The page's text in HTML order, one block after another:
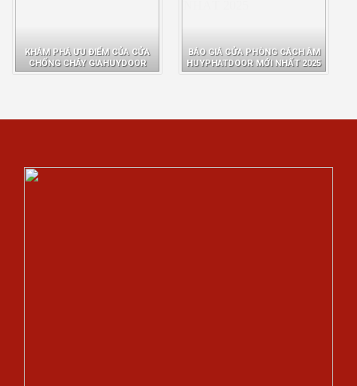
KHÁM PHÁ ƯU ĐIỂM CỦA CỬA
CHỐNG CHÁY GIAHUYDOOR
BÁO GIÁ CỬA PHÒNG CÁCH ÂM
HUYPHATDOOR MỚI NHẤT 2025